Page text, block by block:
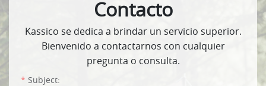
Contacto
Kassico se dedica a brindar un servicio superior.
Bienvenido a contactarnos con cualquier
pregunta o consulta.
Subject: